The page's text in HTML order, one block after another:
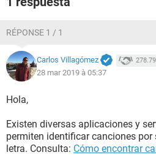
RÉPONSE 1 / 1
Carlos Villagómez
28 mar 2019 à 05:37
Hola,
Existen diversas aplicaciones y
permiten identificar canciones por
letra. Consulta: Cómo encontrar